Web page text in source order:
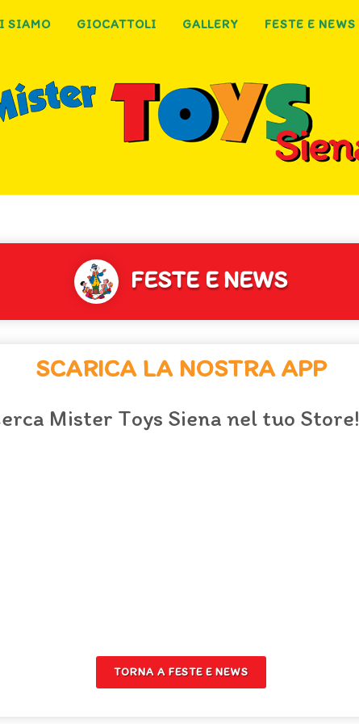
SIAMO GIOCATTOLI GALLERY FESTE E NEWS
FESTE E NEWS
SCARICA LA NOSTRA APP
Mister Toys Siena nel tuo Store!
TORNA A FESTE E NEWS